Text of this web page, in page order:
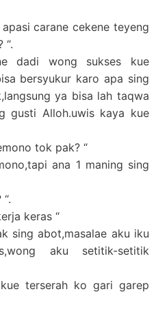
carane cekene teyeng
“.
wong sukses kue
bersyukur karo apa sing
ya bisa lah taqwa
gusti Alloh.uwis kaya kue
tok pak? “
ana 1 maning sing
keras “
abot,masalae aku iku
aku setitik-setitik
terserah ko gari garep